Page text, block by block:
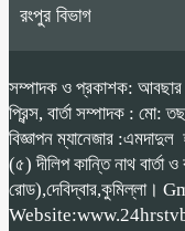
রংপুর বিভাগ
সম্পাদক ও প্রকাশক: আবছার
প্রিন্স, বার্তা সম্পাদক : মো:
বিজ্ঞাপন ম্যানেজার
(৫) দীলিপ কান্তি নাথ বার্তা ও